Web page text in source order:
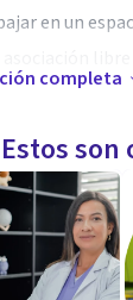
en un
e
completa
Estos